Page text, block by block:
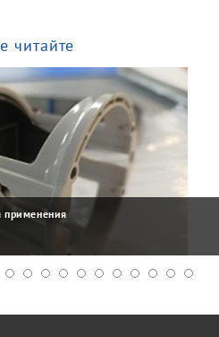
читайте
применения